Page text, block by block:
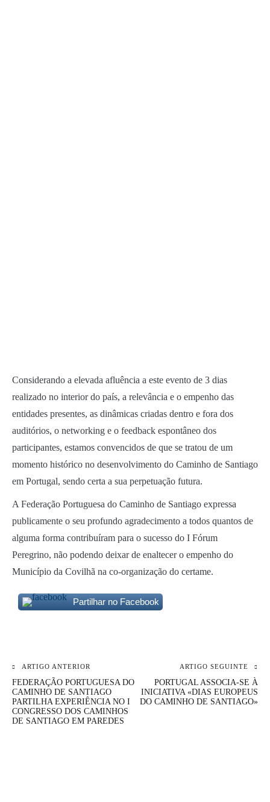
Considerando a elevada afluência a este evento de 3 dias
realizado no interior do país, a relevância e o empenho das
entidades presentes, as dinâmicas criadas dentro e fora dos
auditórios, o networking e o feedback espontâneo dos
participantes, estamos convencidos de que se tratou de um
momento histórico no desenvolvimento do Caminho de Santiago
em Portugal, sendo certa a sua perpetuação futura.
A Federação Portuguesa do Caminho de Santiago expressa
publicamente o seu profundo agradecimento a todos quantos de
alguma forma contribuíram para o sucesso do I Fórum
Peregrino, não podendo deixar de enaltecer o empenho do
Município da Covilhã na co-organização do certame.
Partilhar no Facebook
Navegação
de
artigos
ARTIGO ANTERIOR
FEDERAÇÃO PORTUGUESA DO
CAMINHO DE SANTIAGO
PARTILHA EXPERIÊNCIA NO I
CONGRESSO DOS CAMINHOS
DE SANTIAGO EM PAREDES
ARTIGO SEGUINTE
PORTUGAL ASSOCIA-SE À
INICIATIVA «DIAS EUROPEUS
DO CAMINHO DE SANTIAGO»